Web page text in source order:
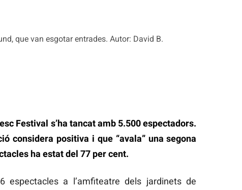
que van esgotar entrades. Autor: David B.
Festival s’ha tancat amb 5.500 espectadors.
considera positiva i que “avala” una segona
ha estat del 77 per cent.
espectacles a l’amfiteatre dels jardinets de